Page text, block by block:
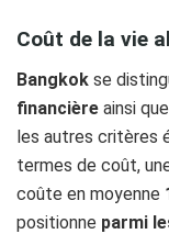
Coût de la vie
Bangkok se
financière ainsi
les autres critères
termes de coût,
coûte en moyenne
positionne parmi